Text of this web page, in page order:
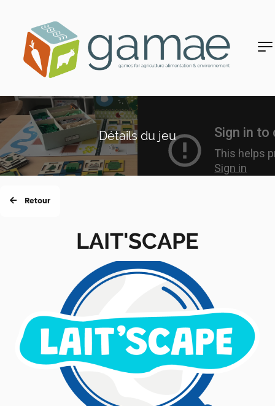
Détails du jeu
Retour
LAIT'SCAPE